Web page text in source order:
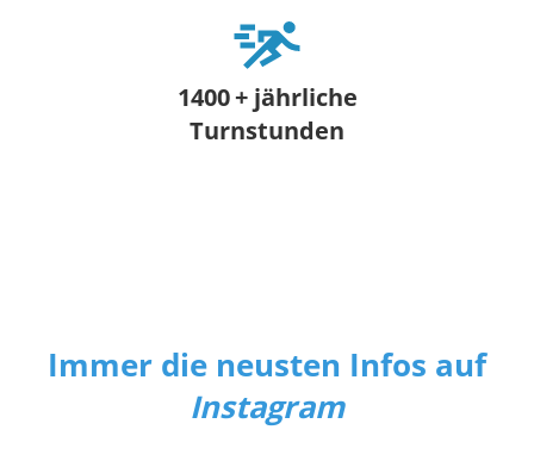
1400+ jährliche
Turnstunden
Immer die neusten Infos auf
Instagram